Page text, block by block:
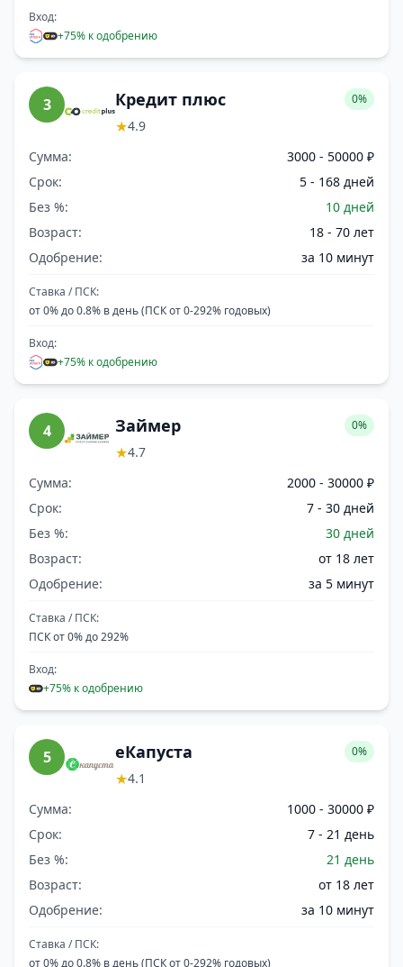
Вход:
+75% к одобрению
3 Кредит плюс
★4.9
0%
Сумма:
3000 - 50000 ₽
Срок:
5 - 168 дней
Без %:
10 дней
Возраст:
18 - 70 лет
Одобрение:
за 10 минут
Ставка / ПСК:
от 0% до 0.8% в день (ПСК от 0-292% годовых)
Вход:
+75% к одобрению
4 Займер
★4.7
0%
Сумма:
2000 - 30000 ₽
Срок:
7 - 30 дней
Без %:
30 дней
Возраст:
от 18 лет
Одобрение:
за 5 минут
Ставка / ПСК:
ПСК от 0% до 292%
Вход:
+75% к одобрению
5 еКапуста
★4.1
0%
Сумма:
1000 - 30000 ₽
Срок:
7 - 21 день
Без %:
21 день
Возраст:
от 18 лет
Одобрение:
за 10 минут
Ставка / ПСК:
от 0% до 0.8% в день (ПСК от 0-292% годовых)